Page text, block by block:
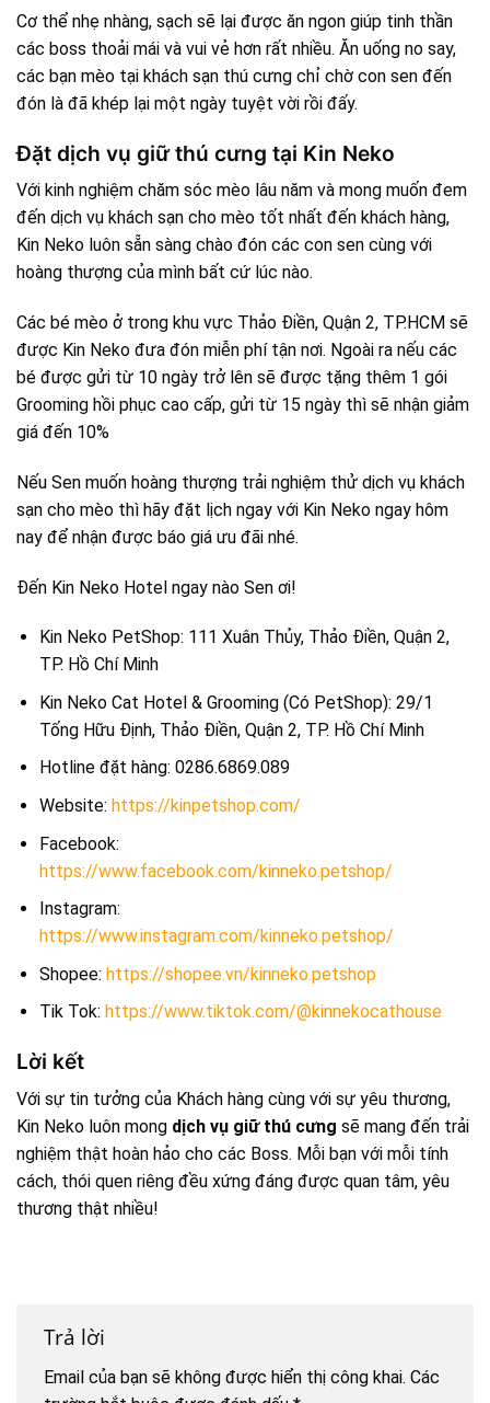
Cơ thể nhẹ nhàng, sạch sẽ lại được ăn ngon giúp tinh thần
các boss thoải mái và vui vẻ hơn rất nhiều. Ăn uống no say,
các bạn mèo tại khách sạn thú cưng chỉ chờ con sen đến
đón là đã khép lại một ngày tuyệt vời rồi đấy.
Đặt dịch vụ giữ thú cưng tại Kin Neko
Với kinh nghiệm chăm sóc mèo lâu năm và mong muốn đem
đến dịch vụ khách sạn cho mèo tốt nhất đến khách hàng,
Kin Neko luôn sẵn sàng chào đón các con sen cùng với
hoàng thượng của mình bất cứ lúc nào.
Các bé mèo ở trong khu vực Thảo Điền, Quận 2, TP.HCM sẽ
được Kin Neko đưa đón miễn phí tận nơi. Ngoài ra nếu các
bé được gửi từ 10 ngày trở lên sẽ được tặng thêm 1 gói
Grooming hồi phục cao cấp, gửi từ 15 ngày thì sẽ nhận giảm
giá đến 10%
Nếu Sen muốn hoàng thượng trải nghiệm thử dịch vụ khách
sạn cho mèo thì hãy đặt lịch ngay với Kin Neko ngay hôm
nay để nhận được báo giá ưu đãi nhé.
Đến Kin Neko Hotel ngay nào Sen ơi!
Kin Neko PetShop: 111 Xuân Thủy, Thảo Điền, Quận 2,
TP. Hồ Chí Minh
Kin Neko Cat Hotel & Grooming (Có PetShop): 29/1
Tống Hữu Định, Thảo Điền, Quận 2, TP. Hồ Chí Minh
Hotline đặt hàng: 0286.6869.089
Website: https://kinpetshop.com/
Facebook:
https://www.facebook.com/kinneko.petshop/
Instagram:
https://www.instagram.com/kinneko.petshop/
Shopee: https://shopee.vn/kinneko.petshop
Tik Tok: https://www.tiktok.com/@kinnekocathouse
Lời kết
Với sự tin tưởng của Khách hàng cùng với sự yêu thương,
Kin Neko luôn mong dịch vụ giữ thú cưng sẽ mang đến trải
nghiệm thật hoàn hảo cho các Boss. Mỗi bạn với mỗi tính
cách, thói quen riêng đều xứng đáng được quan tâm, yêu
thương thật nhiều!
Trả lời
Email của bạn sẽ không được hiển thị công khai. Các